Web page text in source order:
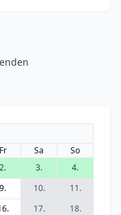
Fr Sa
So
2. 3.
4.
9. 10.
11.
17.
18.